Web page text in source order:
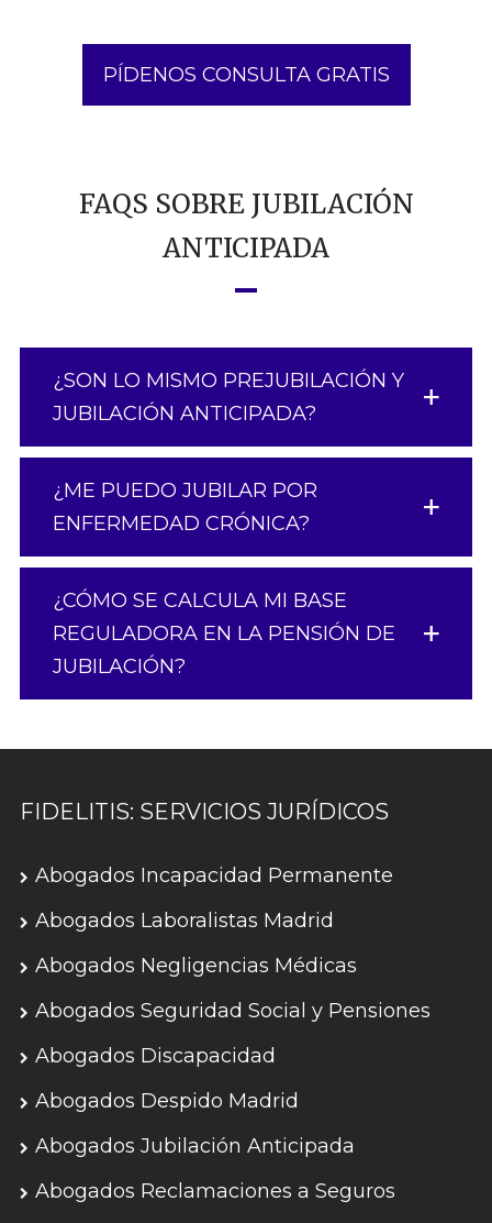
PÍDENOS CONSULTA GRATIS
FAQS SOBRE JUBILACIÓN
ANTICIPADA
¿SON LO MISMO PREJUBILACIÓN Y
JUBILACIÓN ANTICIPADA?
¿ME PUEDO JUBILAR POR
ENFERMEDAD CRÓNICA?
¿CÓMO SE CALCULA MI BASE
REGULADORA EN LA PENSIÓN DE
JUBILACIÓN?
FIDELITIS: SERVICIOS JURÍDICOS
Abogados Incapacidad Permanente
Abogados Laboralistas Madrid
Abogados Negligencias Médicas
Abogados Seguridad Social y Pensiones
Abogados Discapacidad
Abogados Despido Madrid
Abogados Jubilación Anticipada
Abogados Reclamaciones a Seguros